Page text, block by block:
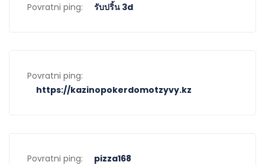
Povratni ping: รับปริ้น 3d
Povratni ping:
https://kazinopokerdomotzyvy.kz
Povratni ping: pizza168